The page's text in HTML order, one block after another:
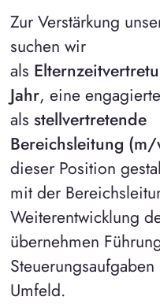
Zur Verstärkung
suchen wir
als
Jahr, eine
als stellvertretende
Bereichsleitung
dieser Position
mit der
Weiterentwicklung
übernehmen
Umfeld.